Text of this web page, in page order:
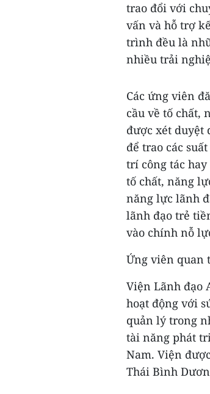
trao đổi với
vấn và hỗ trợ
trình đều là
nhiều trải
Các ứng viên
cầu về tố chất,
được xét duyệt
để trao các
trí công tác
tố chất, năng
năng lực lãnh
lãnh đạo trẻ
vào chính nỗ
Ứng viên quan
Viện Lãnh đạo
hoạt động với
quản lý trong
tài năng phát
Nam. Viện
Thái Bình